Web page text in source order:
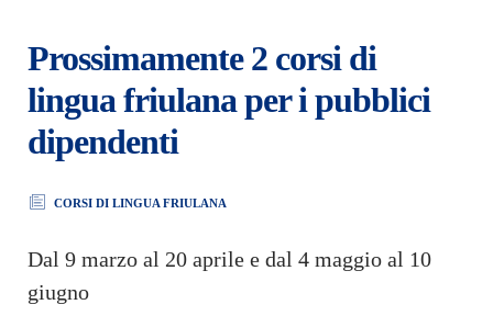
Prossimamente 2 corsi di
lingua friulana per i pubblici
dipendenti
CORSI DI LINGUA FRIULANA
Dal 9 marzo al 20 aprile e dal 4 maggio al 10
giugno